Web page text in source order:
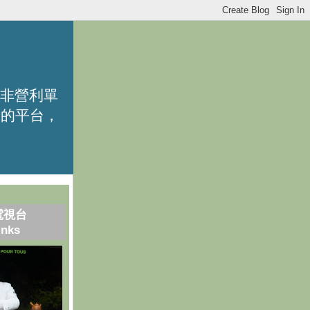
營利單
平台，
視台